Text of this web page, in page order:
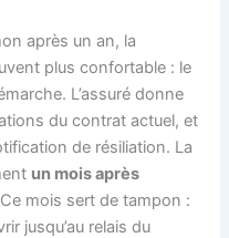
après un an, la
plus confortable : le
L’assuré donne
du contrat actuel, et
de résiliation. La
un mois après
mois sert de tampon :
jusqu’au relais du